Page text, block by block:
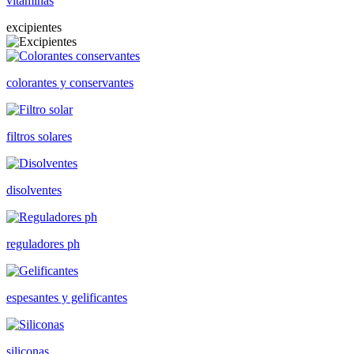
excipientes
colorantes y conservantes
filtros solares
disolventes
reguladores ph
espesantes y gelificantes
siliconas